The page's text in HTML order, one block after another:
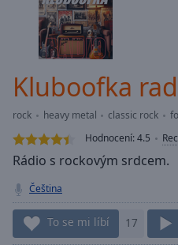
Backward
Forward
Current
Time 0:00
-:-
Loaded:
0.00%
Stream
TypeLIVE
Seek to
live,
currently
Kluboofka
rock heavy metal classic rock
Hodnocení:4.5
Rádio s rockovým srdcem.
Čeština
To se mi líbí 17